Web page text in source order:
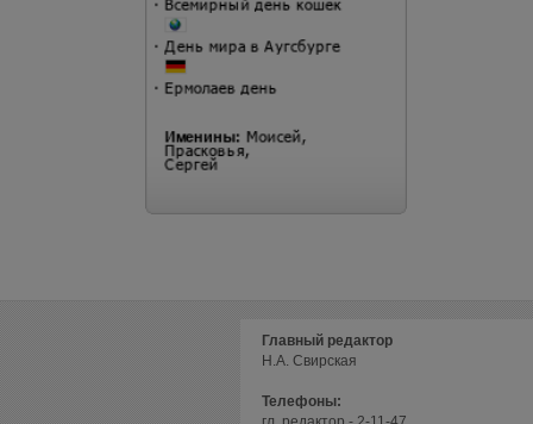
Главный редактор
Н.А. Свирская
Телефоны: